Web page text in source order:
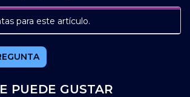
para este artículo.
PUEDE GUSTAR